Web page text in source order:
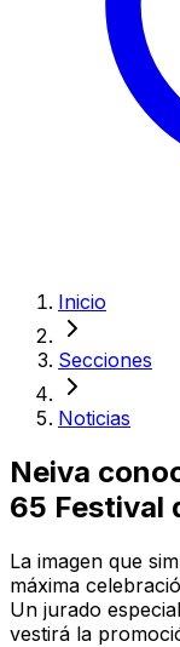
Inicio
Secciones
Noticias
Neiva
65 Festival
La imagen que
máxima
Un jurado
vestirá la